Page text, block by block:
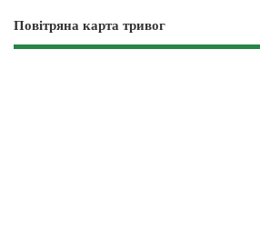
Повітряна карта тривог